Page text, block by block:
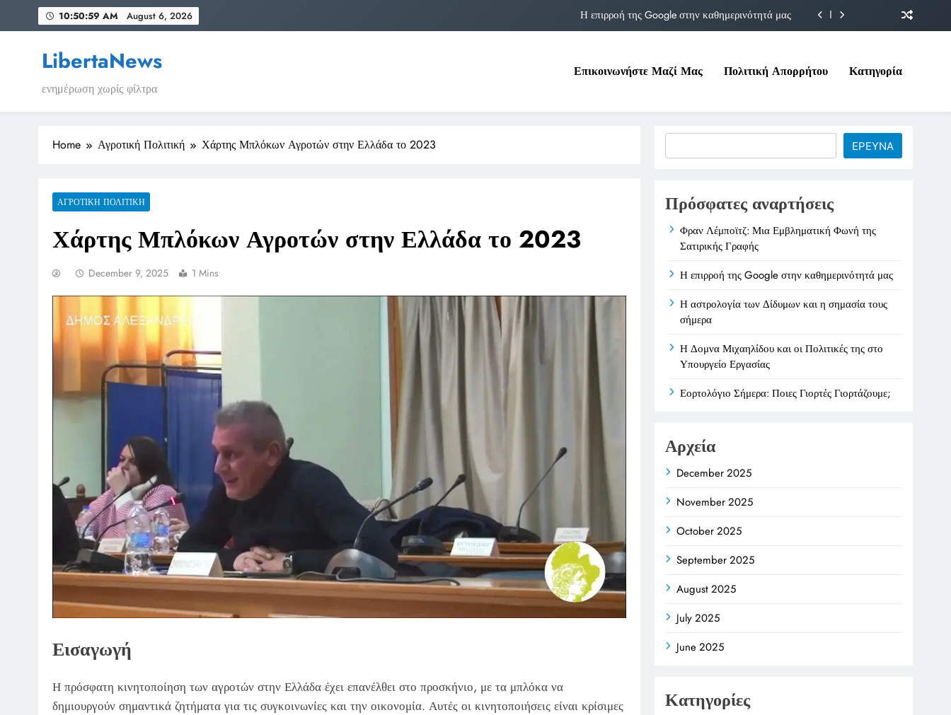
10:50:59 AM August 6, 2026
Η επιρροή της Google στην καθημερινότητά μας
Η Δομνα Μιχαηλίδου και οι Πολιτικές της στο Υπουργείο Εργασίας
Η επιρροή της Google στην καθημερινότητά μας
Η αστρολογία των Δίδυμων και η σημασία τους σήμερα
LibertaNews
ενημέρωση χωρίς φίλτρα
Επικοινωνήστε Μαζί Μας Πολιτική Απορρήτου Κατηγορία
Home Αγροτική Πολιτική Χάρτης Μπλόκων Αγροτών στην Ελλάδα το 2023
ΑΓΡΟΤΙΚΉ ΠΟΛΙΤΙΚΉ
Χάρτης Μπλόκων Αγροτών στην Ελλάδα το 2023
December 9, 2025 1 Mins
Εισαγωγή
Η πρόσφατη κινητοποίηση των αγροτών στην Ελλάδα έχει επανέλθει στο προσκήνιο, με τα μπλόκα να
δημιουργούν σημαντικά ζητήματα για τις συγκοινωνίες και την οικονομία. Αυτές οι κινητοποιήσεις είναι κρίσιμες
ΕΡΕΥΝΑ
Πρόσφατες αναρτήσεις
Φραν Λέμποϊτζ: Μια Εμβληματική Φωνή της
Σατιρικής Γραφής
Η επιρροή της Google στην καθημερινότητά μας
Η αστρολογία των Δίδυμων και η σημασία τους
σήμερα
Η Δομνα Μιχαηλίδου και οι Πολιτικές της στο
Υπουργείο Εργασίας
Εορτολόγιο Σήμερα: Ποιες Γιορτές Γιορτάζουμε;
Αρχεία
December 2025
November 2025
October 2025
September 2025
August 2025
July 2025
June 2025
Κατηγορίες